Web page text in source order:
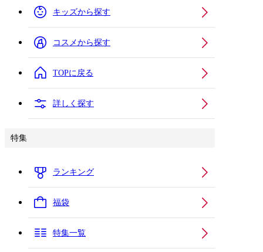
キッズから探す
コスメから探す
TOPに戻る
詳しく探す
特集
ランキング
福袋
特集一覧